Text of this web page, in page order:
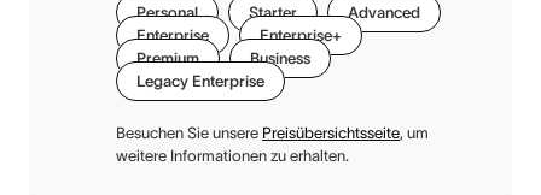
Personal Starter
Advanced
Enterprise
Enterprise+
Premium
Business
Legacy Enterprise
Besuchen Sie unsere Preisübersichtsseite, um
weitere Informationen zu erhalten.